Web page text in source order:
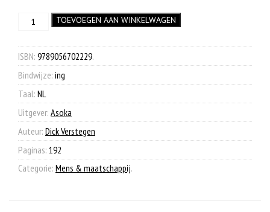
was:
€ 17,95.
is:
€ 7,90.
TOEVOEGEN AAN WINKELWAGEN
ISBN: 9789056702229.
Bindwijze: ing
Taal: NL
Uitgever: Asoka
Auteur: Dick Verstegen
Paginas: 192
Categorie: Mens & maatschappij.